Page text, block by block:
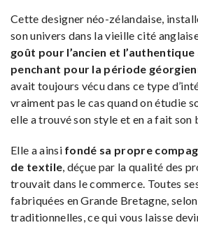
Cette designer néo-zélandaise,
son univers dans la vieille cité
goût pour l’ancien et l’authentique
penchant pour la période
avait toujours vécu dans ce type
vraiment pas le cas quand on étudie
elle a trouvé son style et en a fait son
Elle a ainsi fondé sa propre
de textile , déçue par la qualité des
trouvait dans le commerce. Toutes
fabriquées en Grande Bretagne,
traditionnelles, ce qui vous laisse